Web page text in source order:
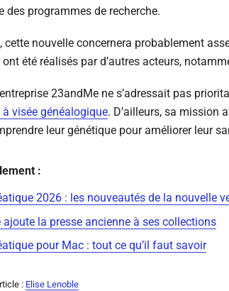
des programmes de recherche.
cette nouvelle concernera probablement
été réalisés par d’autres acteurs,
23andMe ne s’adressait pas
à visée généalogique. D’ailleurs, sa mission
leur génétique pour améliorer leur
:
2026 : les nouveautés de la nouvelle
ajoute la presse ancienne à ses collections
pour Mac : tout ce qu’il faut savoir
: Elise Lenoble